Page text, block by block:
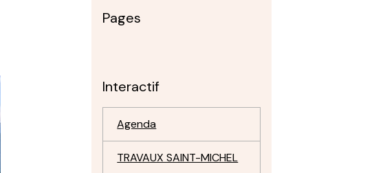
Pages
Interactif
Agenda
TRAVAUX SAINT-MICHEL